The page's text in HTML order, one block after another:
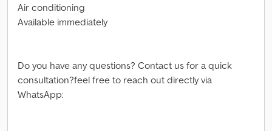
Air conditioning
Available immediately
Do you have any questions? Contact us for a quick
consultation?feel free to reach out directly via
WhatsApp: